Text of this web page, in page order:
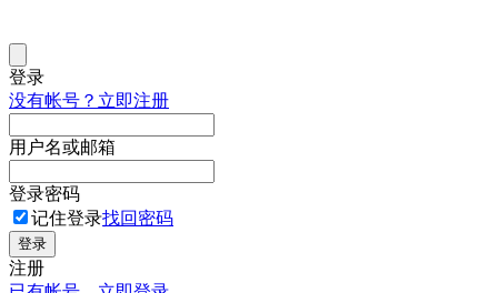
登录
没有帐号？立即注册
用户名或邮箱
登录密码
记住登录找回密码
登录
注册